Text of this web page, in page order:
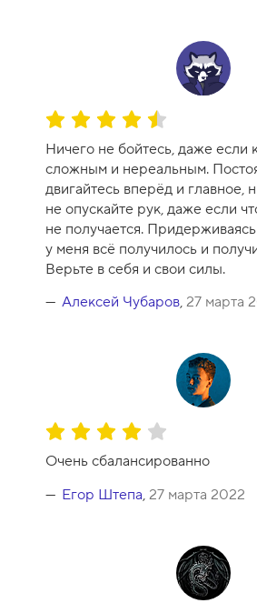
0
О
е
н
к
а
к
у
р
с
Ничего не бойтесь, даже если
сложным и нереальным.
двигайтесь вперёд и главное,
не опускайте рук, даже если
не получается.
у меня всё получилось и
Верьте в себя и свои силы.
Алексей Чубаров, 27 марта
О
ц
е
н
Очень сбалансированно
Егор Штепа, 27 марта 2022